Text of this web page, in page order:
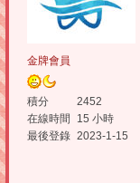
金牌會員
積分
2452
在線時間
15 小時
最後登錄 2023-1-15